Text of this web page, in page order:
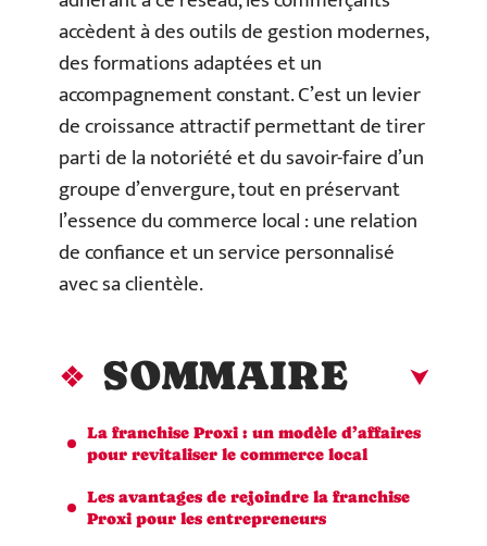
accèdent à des outils de gestion modernes,
des formations adaptées et un
accompagnement constant. C’est un levier
de croissance attractif permettant de tirer
parti de la notoriété et du savoir-faire d’un
groupe d’envergure, tout en préservant
l’essence du commerce local : une relation
de confiance et un service personnalisé
avec sa clientèle.
SOMMAIRE
La franchise Proxi : un modèle d’affaires
pour revitaliser le commerce local
Les avantages de rejoindre la franchise
Proxi pour les entrepreneurs